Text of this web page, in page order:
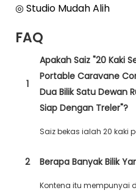
◎ Studio Mudah Alih
FAQ
1
Apakah Saiz "20 Kaki
Portable Caravane
Dua Bilik Satu Dewan
Siap Dengan Treler"?
Saiz bekas ialah 20 kaki
2 Berapa Banyak Bilik
Kontena itu mempunyai